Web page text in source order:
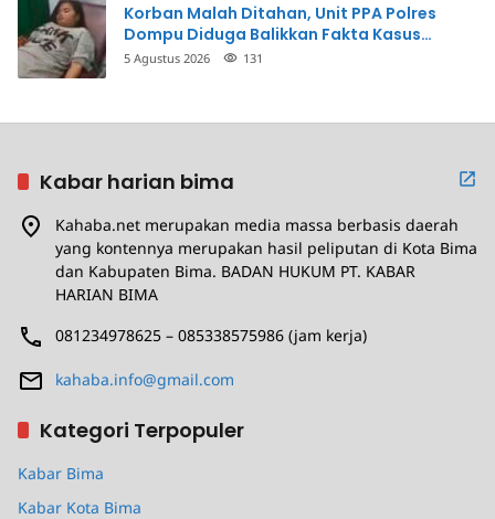
Korban Malah Ditahan, Unit PPA Polres
Dompu Diduga Balikkan Fakta Kasus
Penganiayaan
5 Agustus 2026 131
Kabar harian bima
Kahaba.net merupakan media massa berbasis daerah
yang kontennya merupakan hasil peliputan di Kota Bima
dan Kabupaten Bima. BADAN HUKUM PT. KABAR
HARIAN BIMA
081234978625 – 085338575986 (jam kerja)
kahaba.info@gmail.com
Kategori Terpopuler
Kabar Bima
Kabar Kota Bima